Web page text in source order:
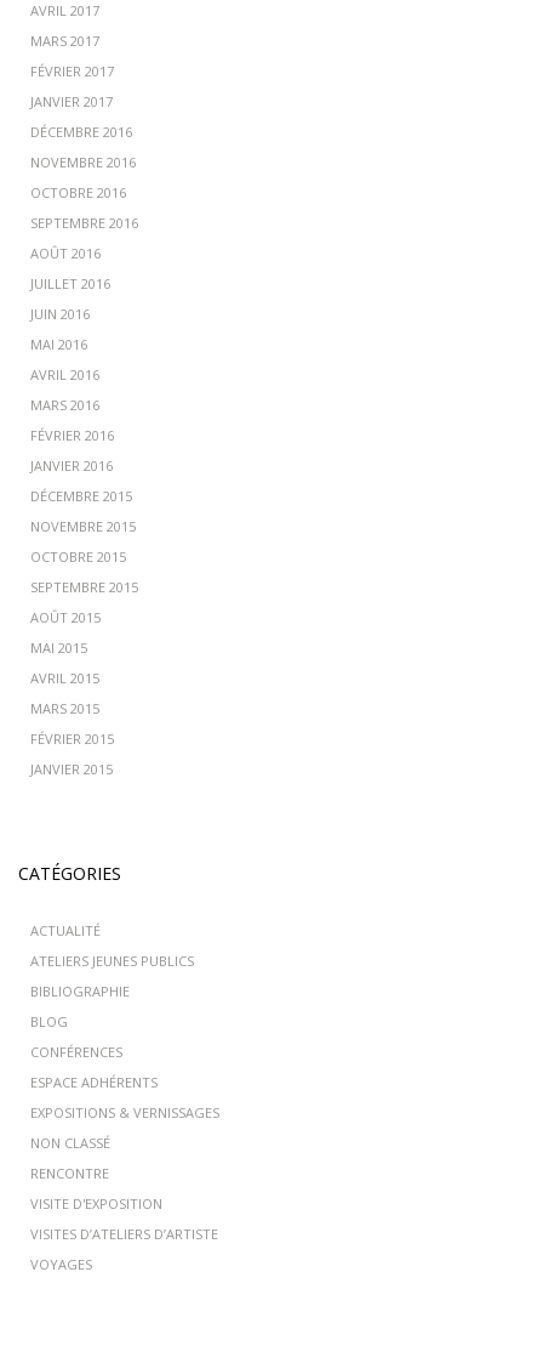
AVRIL 2017
MARS 2017
FÉVRIER 2017
JANVIER 2017
DÉCEMBRE 2016
NOVEMBRE 2016
OCTOBRE 2016
SEPTEMBRE 2016
AOÛT 2016
JUILLET 2016
JUIN 2016
MAI 2016
AVRIL 2016
MARS 2016
FÉVRIER 2016
JANVIER 2016
DÉCEMBRE 2015
NOVEMBRE 2015
OCTOBRE 2015
SEPTEMBRE 2015
AOÛT 2015
MAI 2015
AVRIL 2015
MARS 2015
FÉVRIER 2015
JANVIER 2015
CATÉGORIES
ACTUALITÉ
ATELIERS JEUNES PUBLICS
BIBLIOGRAPHIE
BLOG
CONFÉRENCES
ESPACE ADHÉRENTS
EXPOSITIONS & VERNISSAGES
NON CLASSÉ
RENCONTRE
VISITE D'EXPOSITION
VISITES D’ATELIERS D’ARTISTE
VOYAGES